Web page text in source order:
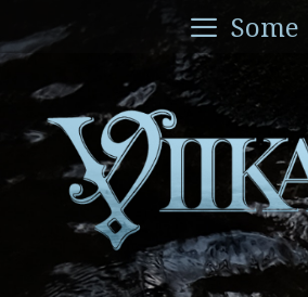
sisältöön
Some